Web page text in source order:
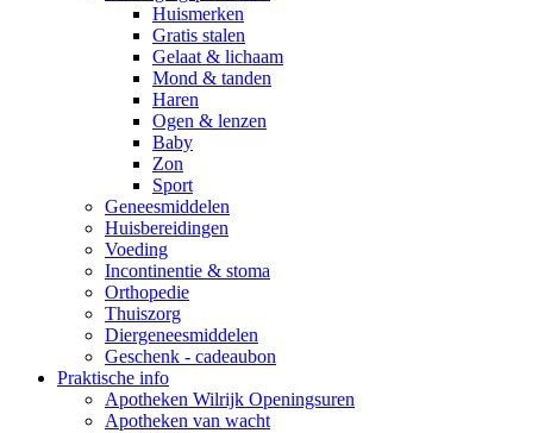
Huismerken
Gratis stalen
Gelaat & lichaam
Mond & tanden
Haren
Ogen & lenzen
Baby
Zon
Sport
Geneesmiddelen
Huisbereidingen
Voeding
Incontinentie & stoma
Orthopedie
Thuiszorg
Diergeneesmiddelen
Geschenk - cadeaubon
Praktische info
Apotheken Wilrijk Openingsuren
Apotheken van wacht